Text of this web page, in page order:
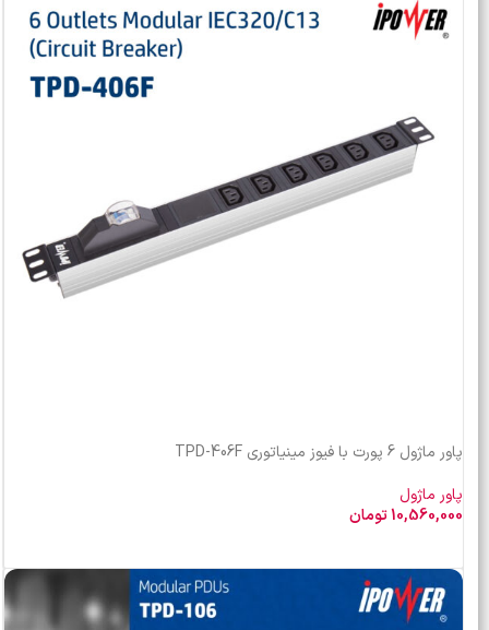
پاور ماژول 6 پورت با فیوز مینیاتوری TPD-406F
پاور ماژول
10,560,000تومان